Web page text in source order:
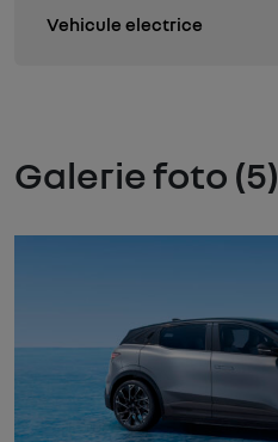
Vehicule electrice
Galerie foto (5)